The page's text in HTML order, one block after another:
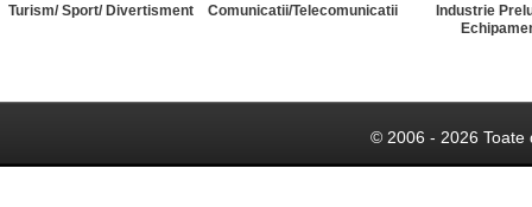
Turism/ Sport/ Divertisment Comunicatii/Telecomunicatii
Industrie
© 2006 - 2026